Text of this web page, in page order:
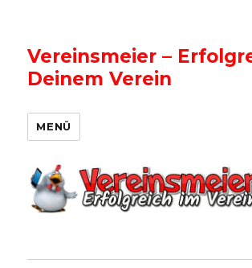
Vereinsmeier –
Deinem Verein
MENÜ